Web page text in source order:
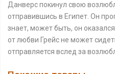
Данверс покинул свою
отправившись в Египет. Он
знает, может быть, он
от любви Грейс не может
отправляется вслед за